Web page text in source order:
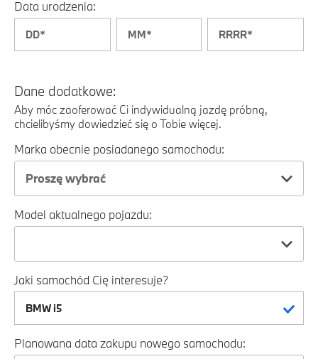
Data urodzenia:
Dane dodatkowe:
Aby móc zaoferować Ci indywidualną jazdę próbną,
chcielibyśmy dowiedzieć się o Tobie więcej.
Marka obecnie posiadanego samochodu:
Proszę wybrać
Model aktualnego pojazdu:
Jaki samochód Cię interesuje?
Planowana data zakupu nowego samochodu: